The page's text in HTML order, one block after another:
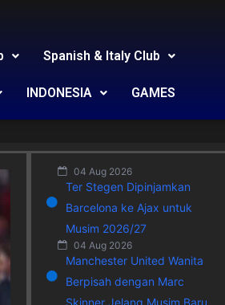
Spanish & Italy Club
INDONESIA GAMES
04 Aug 2026
Ter Stegen Dipinjamkan
Barcelona ke Ajax untuk
Musim 2026/27
04 Aug 2026
Manchester United Wanita
Berpisah dengan Marc
Skinner Jelang Musim Baru